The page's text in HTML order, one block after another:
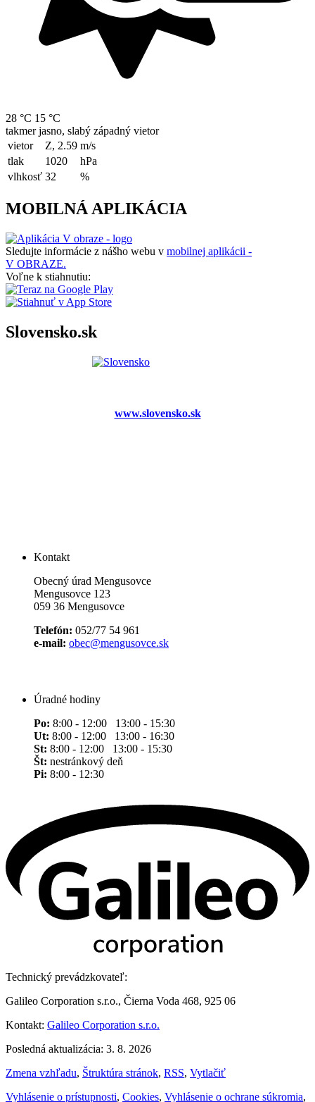
28 °C 15 °C
takmer jasno, slabý západný vietor
vietor
Z, 2.59 m/s
tlak
1020
hPa
vlhkosť 32 %
MOBILNÁ APLIKÁCIA
Sledujte informácie z nášho webu v mobilnej aplikácii -
V OBRAZE.
Voľne k stiahnutiu:
Slovensko.sk
www.slovensko.sk
Kontakt
Obecný úrad Mengusovce
Mengusovce 123
059 36 Mengusovce
Telefón: 052/77 54 961
e-mail: obec@mengusovce.sk
Úradné hodiny
Po: 8:00 - 12:00 13:00 - 15:30
Ut: 8:00 - 12:00 13:00 - 16:30
St: 8:00 - 12:00 13:00 - 15:30
Št: nestránkový deň
Pi: 8:00 - 12:30
Technický prevádzkovateľ:
Galileo Corporation s.r.o., Čierna Voda 468, 925 06
Kontakt: Galileo Corporation s.r.o.
Posledná aktualizácia: 3. 8. 2026
Zmena vzhľadu, Štruktúra stránok, RSS, Vytlačiť
Vyhlásenie o prístupnosti, Cookies, Vyhlásenie o ochrane súkromia,